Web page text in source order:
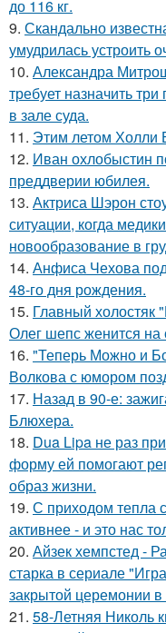
до 116 кг.
9. Скандально
умудрилась устроить
10. Александра
требует назначить
в зале суда.
11. Этим летом Холли
12. Иван охлобыстин
преддверии юбилея.
13. Актриса Шэрон
ситуации, когда
новообразование в
14. Анфиса Чехова
48-го дня рождения.
15. Главный холостяк
Олег шепс женится
16. "Теперь Можно и
Волкова с юмором
17. Назад в 90-е:
Блюхера.
18. Dua Lipa не раз
форму ей помогают
образ жизни.
19. С приходом тепла
активнее - и это нас
20. Айзек хемпстед -
старка в сериале
закрытой церемонии
21. 58-Летняя Николь